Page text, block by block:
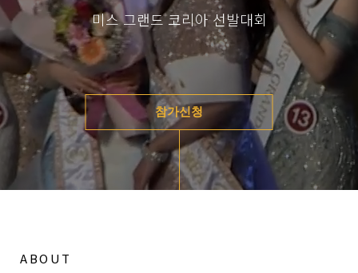
미스 그랜드 코리아 선발대회
참가신청
ABOUT